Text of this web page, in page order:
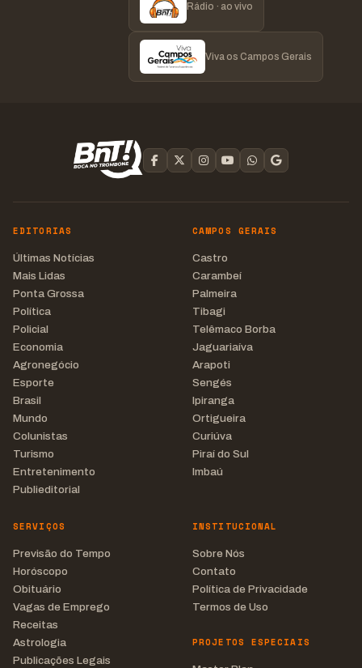
Rádio · ao vivo
Viva os Campos Gerais
EDITORIAS
Últimas Notícias
Mais Lidas
Ponta Grossa
Política
Policial
Economia
Agronegócio
Esporte
Brasil
Mundo
Colunistas
Turismo
Entretenimento
Publieditorial
CAMPOS GERAIS
Castro
Carambeí
Palmeira
Tibagi
Telêmaco Borba
Jaguariaíva
Arapoti
Sengés
Ipiranga
Ortigueira
Curiúva
Piraí do Sul
Imbaú
SERVIÇOS
Previsão do Tempo
Horóscopo
Obituário
Vagas de Emprego
Receitas
Astrologia
Publicações Legais
INSTITUCIONAL
Sobre Nós
Contato
Política de Privacidade
Termos de Uso
PROJETOS ESPECIAIS